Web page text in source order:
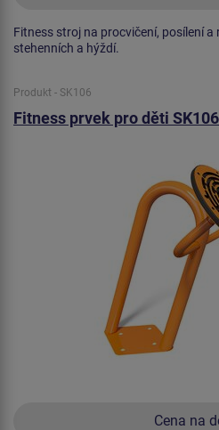
Fitness stroj na procvičení, posílení
stehenních a hýždí.
Produkt - SK106
Fitness prvek pro děti
Cena na